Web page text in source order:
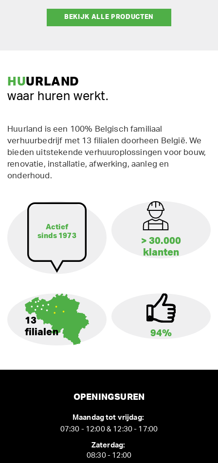
BEKIJK ALLE PRODUCTEN
HUURLAND
waar huren werkt.
Huurland is een 100% Belgisch familiaal
verhuurbedrijf met 13 filialen doorheen België. We
bieden uitstekende verhuuroplossingen voor bouw,
renovatie, installatie, afwerking, aanleg en
onderhoud.
Actief
sinds 1973
> 30.000
klanten
13
filialen
94%
OPENINGSUREN
Maandag tot vrijdag:
07:30 - 12:00 & 12:30 - 17:00
Zaterdag:
08:30 - 12:00